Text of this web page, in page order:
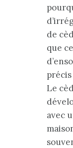
de
que
précis
Le
avec